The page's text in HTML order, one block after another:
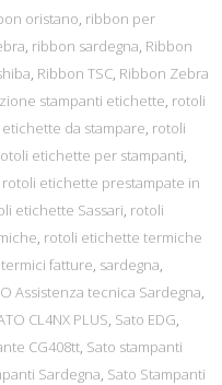
oristano, ribbon per
, ribbon sardegna, Ribbon
, Ribbon TSC, Ribbon Zebra
stampanti etichette, rotoli
da stampare, rotoli
etichette per stampanti,
rotoli etichette prestampate in
etichette Sassari, rotoli
, rotoli etichette termiche
fatture, sardegna,
Assistenza tecnica Sardegna,
CL4NX PLUS, Sato EDG,
CG408tt, Sato stampanti
Sardegna, Sato Stampanti